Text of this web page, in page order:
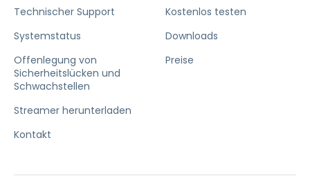
Technischer Support
Systemstatus
Offenlegung von
Sicherheitslücken und
Schwachstellen
Streamer herunterladen
Kontakt
Kostenlos testen
Downloads
Preise